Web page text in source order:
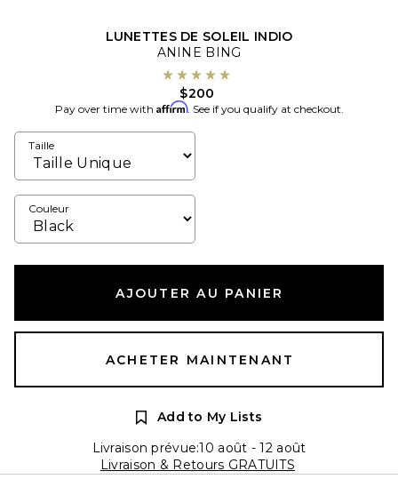
LUNETTES DE SOLEIL INDIO
ANINE BING
$200
Pay over time with Affirm. See if you qualify at checkout.
Taille
Couleur
AJOUTER AU PANIER
ACHETER MAINTENANT
Add to My Lists
Livraison prévue:10 août - 12 août
Livraison & Retours GRATUITS